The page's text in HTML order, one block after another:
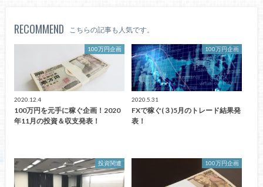
RECOMMEND こちらの記事も人気です。
100万円企画
2020.12.4
100万円を元手に稼ぐ企画！2020
年11月の投資＆収支発表！
100万円企画
2020.5.31
FXで稼ぐ(３)5月のトレード結果発
表！
投資関連 100万円企画